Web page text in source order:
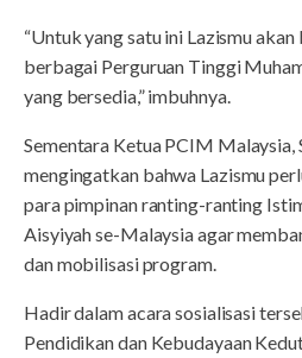
“Untuk yang satu ini Lazismu
berbagai Perguruan Tinggi
yang bersedia,” imbuhnya.
Sementara Ketua PCIM Malaysia,
mengingatkan bahwa Lazismu
para pimpinan ranting-ranting
Aisyiyah se-Malaysia agar
dan mobilisasi program.
Hadir dalam acara sosialisasi
Pendidikan dan Kebudayaan